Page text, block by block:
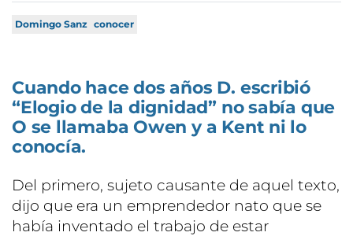
Domingo Sanz conocer
Cuando hace dos años D. escribió
“Elogio de la dignidad” no sabía que
O se llamaba Owen y a Kent ni lo
conocía.
Del primero, sujeto causante de aquel texto,
dijo que era un emprendedor nato que se
había inventado el trabajo de estar